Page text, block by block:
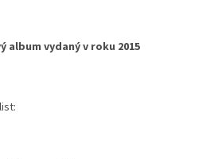
album vydaný v roku 2015